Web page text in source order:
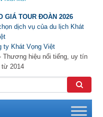
GIÁ TOUR ĐOÀN 2026
dịch vụ của du lịch Khát
ty Khát Vọng Việt
hiệu nổi tiếng, uy tín
2014